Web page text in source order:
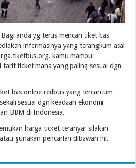
Bagi anda yg terus mencari tiket bas
informasinya yang terangkum asal
kamu mampu
tarif ticket mana yang paling sesuai dgn
bas online redbus yang tercantum
sesuai dgn keadaan ekonomi
BBM di Indonesia.
harga ticket teranyar silakan
atau gunakan pencarian dibawah ini.